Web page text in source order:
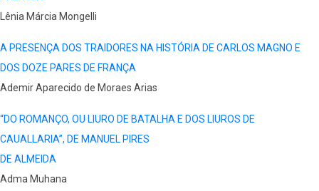
Lênia Márcia Mongelli
A PRESENÇA DOS TRAIDORES NA HISTÓRIA DE CARLOS MAGNO E
DOS DOZE PARES DE FRANÇA
Ademir Aparecido de Moraes Arias
“DO ROMANÇO, OU LIURO DE BATALHA E DOS LIUROS DE
CAUALLARIA”, DE MANUEL PIRES
DE ALMEIDA
Adma Muhana